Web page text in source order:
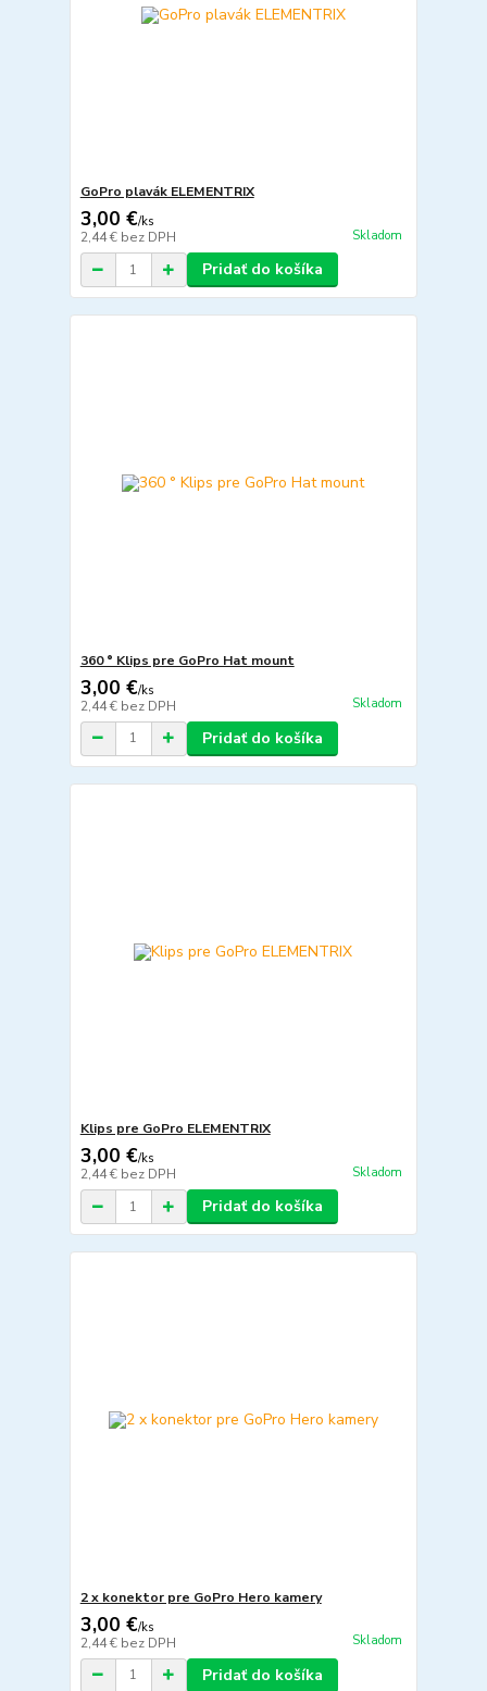
GoPro plavák ELEMENTRIX
3,00 €/ks
2,44 € bez DPH Skladom
Pridať do košíka
360 ° Klips pre GoPro Hat mount
3,00 €/ks
2,44 € bez DPH Skladom
Pridať do košíka
Klips pre GoPro ELEMENTRIX
3,00 €/ks
2,44 € bez DPH Skladom
Pridať do košíka
2 x konektor pre GoPro Hero kamery
3,00 €/ks
2,44 € bez DPH Skladom
Pridať do košíka